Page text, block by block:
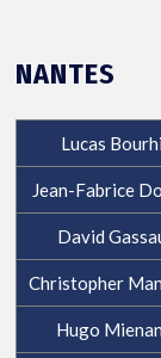
NANTES
Lucas
Jean-Fabrice
David
Christopher
Hugo